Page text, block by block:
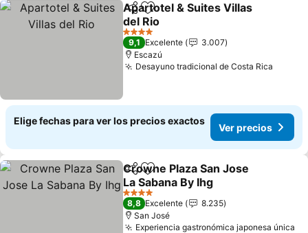
CompartirAgregar a favoritos
Apartotel & Suites Villas
del Rio
Ver precios
4 Estrellas
9,1 Excelente
3.007
Escazú
Desayuno tradicional de Costa Rica
Elige fechas para ver los precios exactos
Ver precios
CompartirAgregar a favoritos
Crowne Plaza San Jose
La Sabana By Ihg
Ver precios
4 Estrellas
8,8 Excelente
8.235
San José
Experiencia gastronómica japonesa única